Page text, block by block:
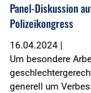
Panel-Diskussion
Polizeikongress
16.04.2024 |
Um besondere
generell um